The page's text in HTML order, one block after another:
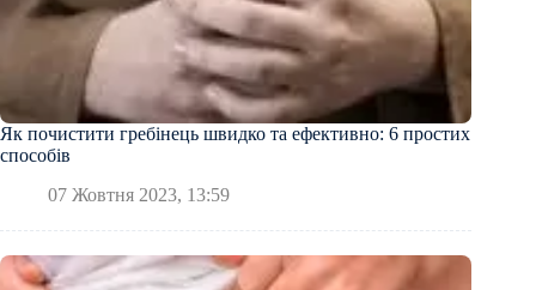
Як почистити гребінець швидко та ефективно: 6 простих
способів
07 Жовтня 2023, 13:59